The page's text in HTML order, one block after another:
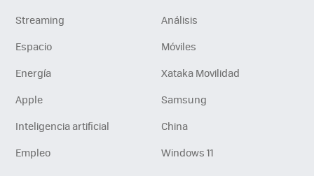
Streaming
Análisis
Espacio
Móviles
Energía
Xataka Movilidad
Apple
Samsung
Inteligencia artificial
China
Empleo
Windows 11